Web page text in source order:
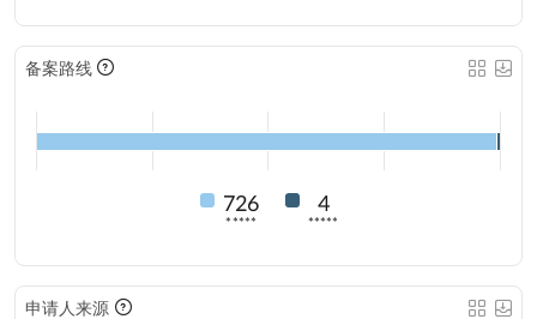
备案路线
726
*****
4
*****
申请人来源